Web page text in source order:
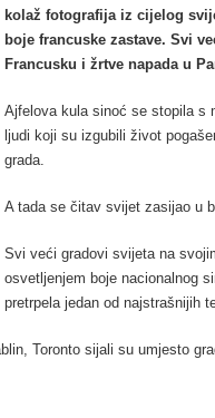
kolaž fotografija iz cijelog
boje francuske zastave. Svi
Francusku i žrtve napada u
Ajfelova kula sinoć se stopila s
ljudi koji su izgubili život
grada.
A tada se čitav svijet zasijao u
Svi veći gradovi svijeta na
osvetljenjem boje nacionalnog
pretrpela jedan od najstrašnijih
Toronto sijali su umjesto